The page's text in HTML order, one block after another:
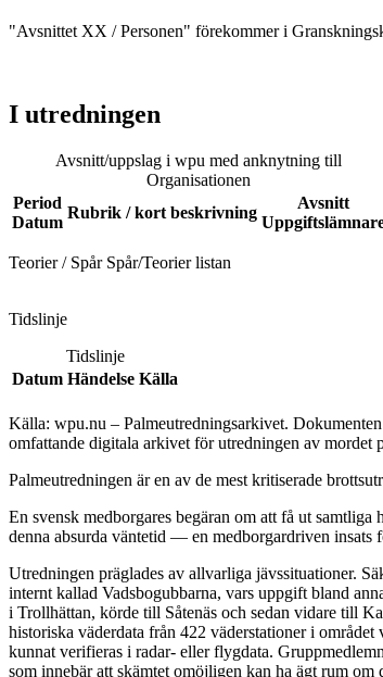
"Avsnittet XX / Personen" förekommer i
I utredningen
Avsnitt/uppslag i wpu med anknytning till
Organisationen
Period
Datum
Rubrik / kort beskrivning
Avsnitt
Teorier / Spår Spår/Teorier listan
Tidslinje
Tidslinje
Datum Händelse Källa
Källa: wpu.nu – Palmeutredningsarkivet.
omfattande digitala arkivet för utredningen av mordet
Palmeutredningen är en av de mest kritiserade
En svensk medborgares begäran om att få ut
denna absurda väntetid — en medborgardriven
Utredningen präglades av allvarliga jävssituationer.
internt kallad Vadsbogubbarna, vars uppgift bland
i Trollhättan, körde till Såtenäs och sedan vidare till
historiska väderdata från 422 väderstationer i
kunnat verifieras i radar- eller flygdata.
som innebär att skämtet omöjligen kan ha ägt rum